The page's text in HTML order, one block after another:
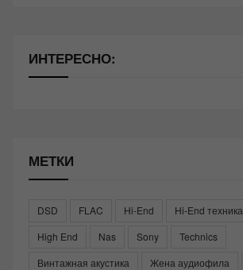
ИНТЕРЕСНО:
МЕТКИ
DSD FLAC Hi-End Hi-End техника
High End
Nas Sony
Technics
Винтажная акустика
Жена аудиофила